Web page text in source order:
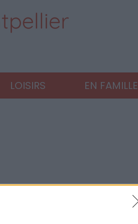
LOISIRS EN FAMILLE